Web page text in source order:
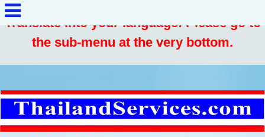
Translate into your language: Please go to
the sub-menu at the very bottom.